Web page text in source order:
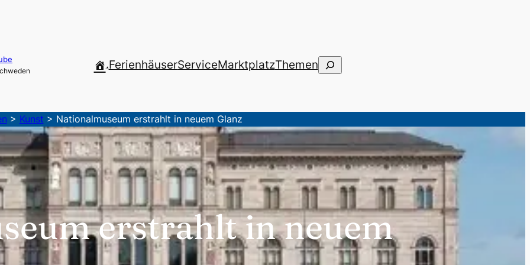
.FerienhäuserServiceMarktplatzThemenSuchen
> Kunst > Nationalmuseum erstrahlt in neuem Glanz
erstrahlt in neuem